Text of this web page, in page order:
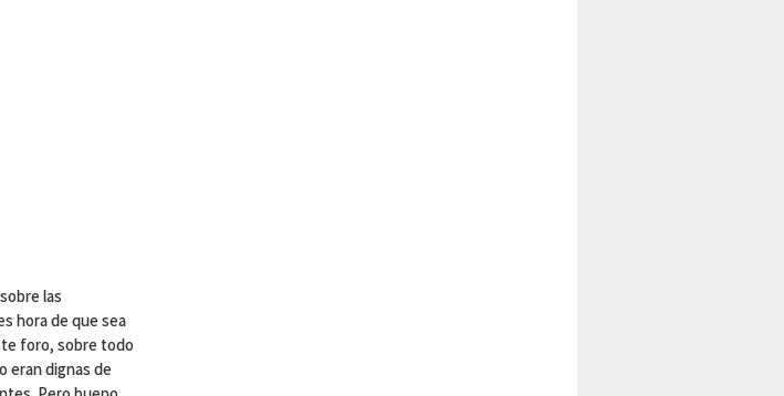
las
hora de que sea
foro, sobre todo
eran dignas de